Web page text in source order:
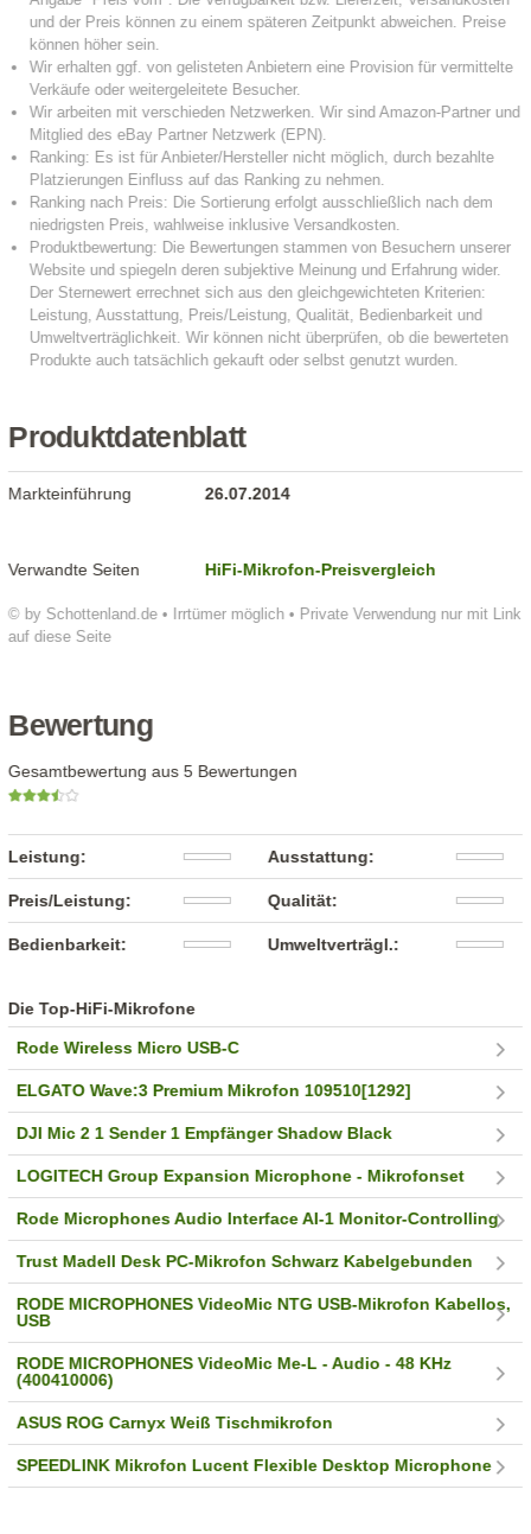
Produktdatenblatt
© by Schottenland.de • Irrtümer möglich • Private Verwendung nur mit Link
auf diese Seite
Markteinführung 26.07.2014
Verwandte Seiten HiFi-Mikrofon-Preisvergleich
Bewertung
Gesamtbewertung aus 5 Bewertungen
Leistung: Ausstattung:
Preis/Leistung: Qualität:
Bedienbarkeit: Umweltverträgl.:
Die Top-HiFi-Mikrofone
Rode Wireless Micro USB-C
ELGATO Wave:3 Premium Mikrofon 109510[1292]
DJI Mic 2 1 Sender 1 Empfänger Shadow Black
LOGITECH Group Expansion Microphone - Mikrofonset
Rode Microphones Audio Interface AI-1 Monitor-Controlling
Trust Madell Desk PC-Mikrofon Schwarz Kabelgebunden
RODE MICROPHONES VideoMic NTG USB-Mikrofon Kabellos,
USB
RODE MICROPHONES VideoMic Me-L - Audio - 48 KHz
(400410006)
ASUS ROG Carnyx Weiß Tischmikrofon
SPEEDLINK Mikrofon Lucent Flexible Desktop Microphone